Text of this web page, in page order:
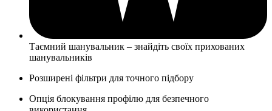
Таємний шанувальник – знайдіть своїх прихованих
шанувальників
Розширені фільтри для точного підбору
Опція блокування профілю для безпечного